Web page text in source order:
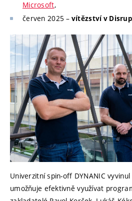
Microsoft,
červen 2025 – vítězství v
Univerzitní spin-off DYNANIC
umožňuje efektivně využívat